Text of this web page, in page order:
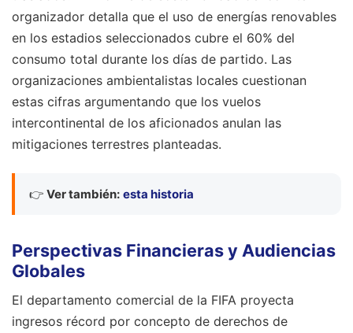
organizador detalla que el uso de energías renovables
en los estadios seleccionados cubre el 60% del
consumo total durante los días de partido. Las
organizaciones ambientalistas locales cuestionan
estas cifras argumentando que los vuelos
intercontinental de los aficionados anulan las
mitigaciones terrestres planteadas.
👉 Ver también: esta historia
Perspectivas Financieras y Audiencias
Globales
El departamento comercial de la FIFA proyecta
ingresos récord por concepto de derechos de